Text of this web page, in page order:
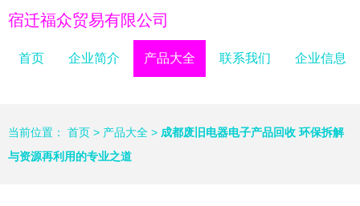
宿迁福众贸易有限公司
首页 企业简介 产品大全 联系我们 企业信息
当前位置： 首页 > 产品大全 > 成都废旧电器电子产品回收 环保拆解
与资源再利用的专业之道